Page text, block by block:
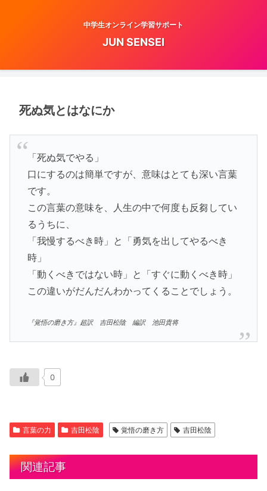
中学生オンライン学習サポート
JUN SENSEI
死ぬ気とはなにか
「死ぬ気でやる」
口にするのは簡単ですが、意味はとても深い言葉
です。
この言葉の意味を、人生の中で何度も反芻してい
るうちに、
「我慢するべき時」と「勇気を出してやるべき
時」
「動くべきではない時」と「すぐに動くべき時」
この違いがだんだんわかってくることでしょう。
『覚悟の磨き方』超訳 吉田松陰 編訳 池田貴将
0
言葉の力 吉田松陰 覚悟の磨き方 吉田松陰
関連記事